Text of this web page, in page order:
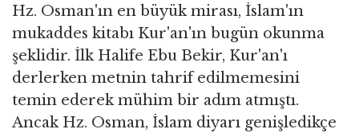
Hz. Osman'ın en büyük mirası, İslam'ın
mukaddes kitabı Kur'an'ın bugün okunma
şeklidir. İlk Halife Ebu Bekir, Kur'an'ı
derlerken metnin tahrif edilmemesini
temin ederek mühim bir adım atmıştı.
Ancak Hz. Osman, İslam diyarı genişledikçe